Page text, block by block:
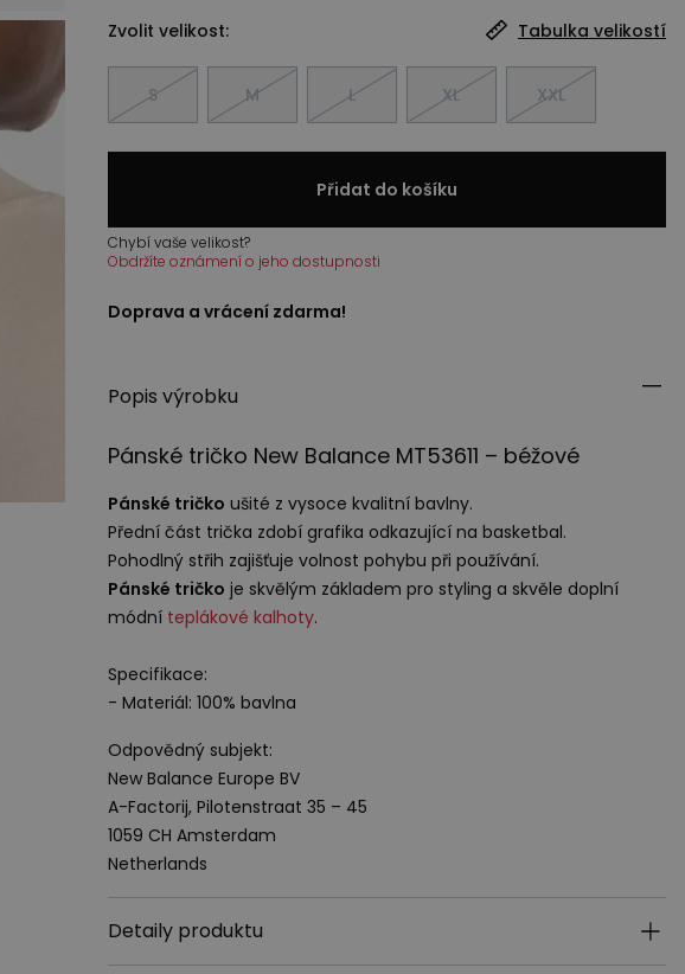
Zvolit velikost: Tabulka velikostí
S M L XL XXL
Přidat do košíku
Chybí vaše velikost?
Obdržíte oznámení o jeho dostupnosti
Doprava a vrácení zdarma!
Popis výrobku
Pánské tričko New Balance MT53611 – béžové
Pánské tričko ušité z vysoce kvalitní bavlny.
Přední část trička zdobí grafika odkazující na basketbal.
Pohodlný střih zajišťuje volnost pohybu při používání.
Pánské tričko je skvělým základem pro styling a skvěle doplní
módní teplákové kalhoty.
Specifikace:
- Materiál: 100% bavlna
Odpovědný subjekt:
New Balance Europe BV
A-Factorij, Pilotenstraat 35 – 45
1059 CH Amsterdam
Netherlands
Detaily produktu